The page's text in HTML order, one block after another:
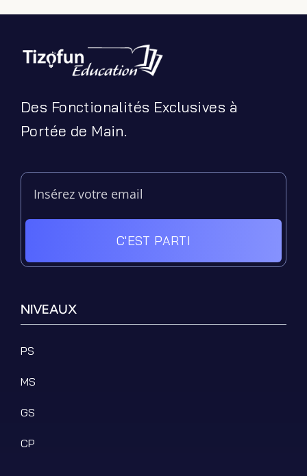
Des Fonctionalités Exclusives à
Portée de Main.
C'EST PARTI
NIVEAUX
PS
MS
GS
CP